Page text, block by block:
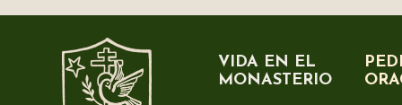
VIDA EN EL
MONASTERIO